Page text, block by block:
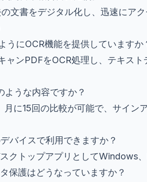
文書をデジタル化し、迅速にアク
うにOCR機能を提供していますか
ャンPDFをOCR処理し、テキス
ような内容ですか？
月に15回の比較が可能で、サイン
バイスで利用できますか？
クトップアプリとしてWindows
保護はどうなっていますか？